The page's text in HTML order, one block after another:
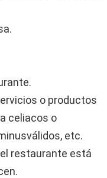
o productos
celiacos o
etc.
restaurante está